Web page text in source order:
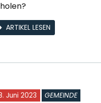
ARTIKEL LESEN
Juni 2023 GEMEINDE